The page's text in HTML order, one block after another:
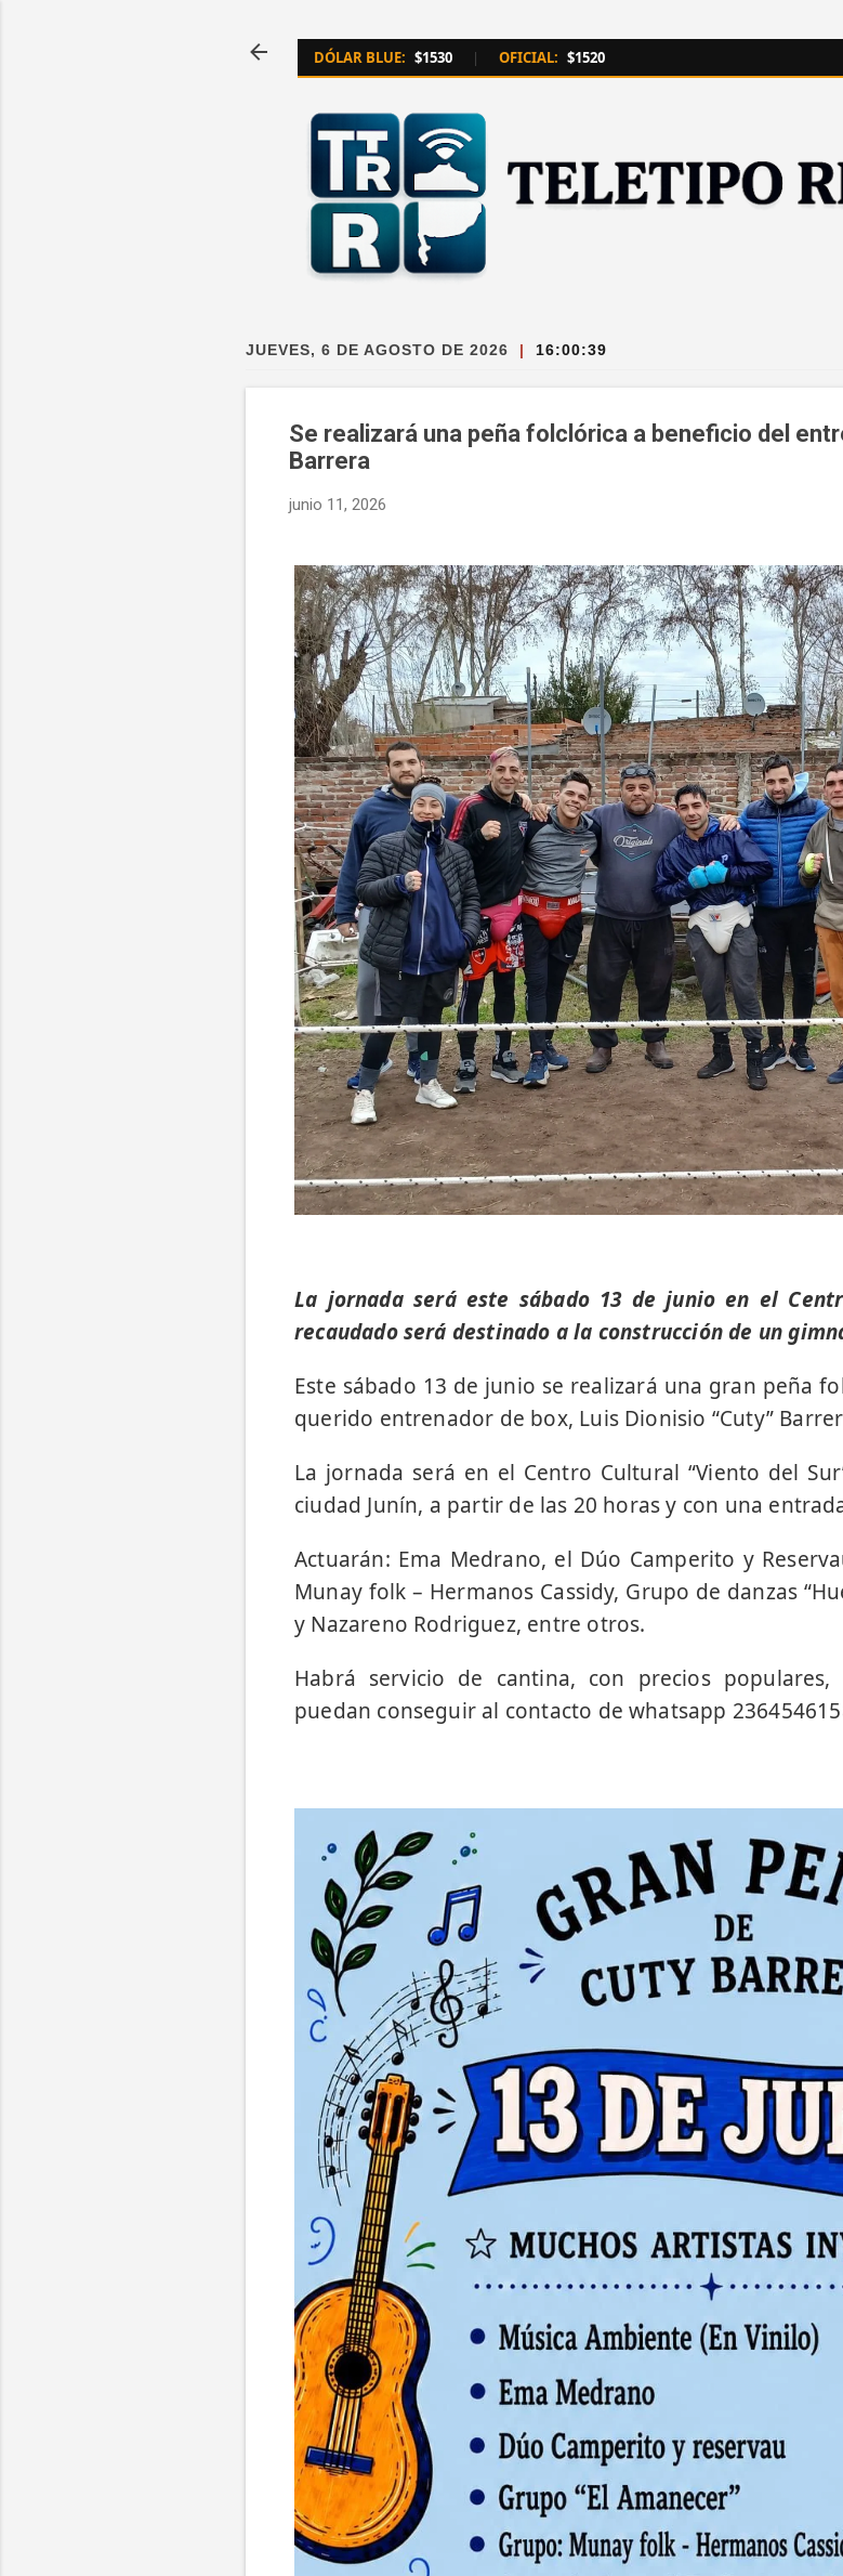
DÓLAR BLUE: $1530 | OFICIAL: $1520
JUEVES, 6 DE AGOSTO DE 2026 | 16:00:41
Se realizará una peña folclórica a beneficio del
Barrera
junio 11, 2026
La jornada será este sábado 13 de junio en el
recaudado será destinado a la construcción de un
Este sábado 13 de junio se realizará una gran peña
querido entrenador de box, Luis Dionisio “Cuty”
La jornada será en el Centro Cultural “Viento del
ciudad Junín, a partir de las 20 horas y con una
Actuarán: Ema Medrano, el Dúo Camperito y
Munay folk – Hermanos Cassidy, Grupo de danzas
y Nazareno Rodriguez, entre otros.
Habrá servicio de cantina, con precios
puedan conseguir al contacto de whatsapp